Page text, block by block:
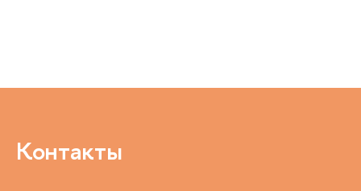
Контакты